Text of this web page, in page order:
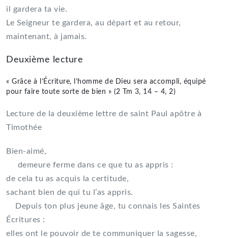
il gardera ta vie.
Le Seigneur te gardera, au départ et au retour,
maintenant, à jamais.
Deuxième lecture
« Grâce à l’Écriture, l’homme de Dieu sera accompli, équipé
pour faire toute sorte de bien » (2 Tm 3, 14 – 4, 2)
Lecture de la deuxième lettre de saint Paul apôtre à
Timothée
Bien-aimé,
demeure ferme dans ce que tu as appris :
de cela tu as acquis la certitude,
sachant bien de qui tu l’as appris.
Depuis ton plus jeune âge, tu connais les Saintes
Écritures :
elles ont le pouvoir de te communiquer la sagesse,